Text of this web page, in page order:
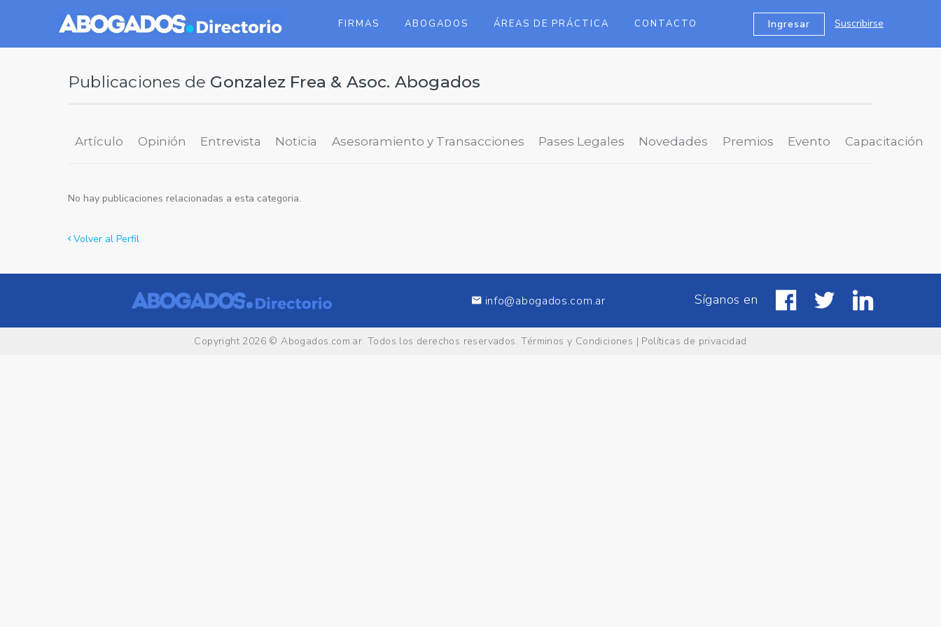
FIRMAS ABOGADOS ÁREAS DE PRÁCTICA CONTACTO Ingresar Suscribirse
Publicaciones de Gonzalez Frea & Asoc. Abogados
Artículo Opinión Entrevista Noticia Asesoramiento y Transacciones Pases Legales Novedades Premios Evento Capacitación
No hay publicaciones relacionadas a esta categoria.
Volver al Perfil
info@abogados.com.ar Síganos en
Copyright 2026 ©Abogados.com.ar. Todos los derechos reservados.Términos y Condiciones | Políticas de privacidad